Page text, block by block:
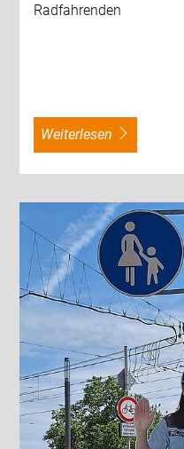
Radfahrenden
weiterlesen